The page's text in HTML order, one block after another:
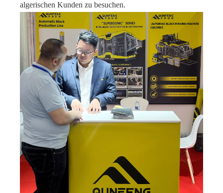
algerischen Kunden zu besuchen.